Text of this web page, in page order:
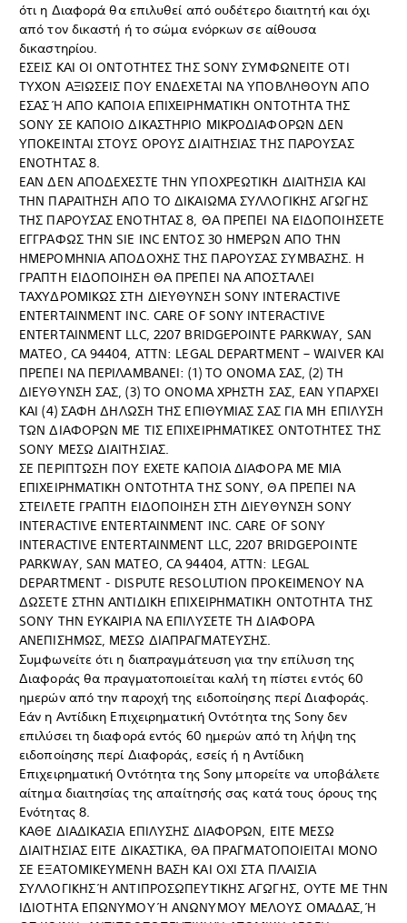
ότι η Διαφορά θα επιλυθεί από ουδέτερο διαιτητή και όχι
από τον δικαστή ή το σώμα ενόρκων σε αίθουσα
δικαστηρίου.
ΕΣΕΙΣ ΚΑΙ ΟΙ ΟΝΤΟΤΗΤΕΣ ΤΗΣ SONY ΣΥΜΦΩΝΕΙΤΕ ΟΤΙ
ΤΥΧΟΝ ΑΞΙΩΣΕΙΣ ΠΟΥ ΕΝΔΕΧΕΤΑΙ ΝΑ ΥΠΟΒΛΗΘΟΥΝ ΑΠΟ
ΕΣΑΣ Ή ΑΠΟ ΚΑΠΟΙΑ ΕΠΙΧΕΙΡΗΜΑΤΙΚΗ ΟΝΤΟΤΗΤΑ ΤΗΣ
SONY ΣΕ ΚΑΠΟΙΟ ΔΙΚΑΣΤΗΡΙΟ ΜΙΚΡΟΔΙΑΦΟΡΩΝ ΔΕΝ
ΥΠΟΚΕΙΝΤΑΙ ΣΤΟΥΣ ΟΡΟΥΣ ΔΙΑΙΤΗΣΙΑΣ ΤΗΣ ΠΑΡΟΥΣΑΣ
ΕΝΟΤΗΤΑΣ 8.
ΕΑΝ ΔΕΝ ΑΠΟΔΕΧΕΣΤΕ ΤΗΝ ΥΠΟΧΡΕΩΤΙΚΗ ΔΙΑΙΤΗΣΙΑ ΚΑΙ
ΤΗΝ ΠΑΡΑΙΤΗΣΗ ΑΠΟ ΤΟ ΔΙΚΑΙΩΜΑ ΣΥΛΛΟΓΙΚΗΣ ΑΓΩΓΗΣ
ΤΗΣ ΠΑΡΟΥΣΑΣ ΕΝΟΤΗΤΑΣ 8, ΘΑ ΠΡΕΠΕΙ ΝΑ ΕΙΔΟΠΟΙΗΣΕΤΕ
ΕΓΓΡΑΦΩΣ ΤΗΝ SIE INC ΕΝΤΟΣ 30 ΗΜΕΡΩΝ ΑΠΟ ΤΗΝ
ΗΜΕΡΟΜΗΝΙΑ ΑΠΟΔΟΧΗΣ ΤΗΣ ΠΑΡΟΥΣΑΣ ΣΥΜΒΑΣΗΣ. Η
ΓΡΑΠΤΗ ΕΙΔΟΠΟΙΗΣΗ ΘΑ ΠΡΕΠΕΙ ΝΑ ΑΠΟΣΤΑΛΕΙ
ΤΑΧΥΔΡΟΜΙΚΩΣ ΣΤΗ ΔΙΕΥΘΥΝΣΗ SONY INTERACTIVE
ENTERTAINMENT INC. CARE OF SONY INTERACTIVE
ENTERTAINMENT LLC, 2207 BRIDGEPOINTE PARKWAY, SAN
MATEO, CA 94404, ATTN: LEGAL DEPARTMENT – WAIVER ΚΑΙ
ΠΡΕΠΕΙ ΝΑ ΠΕΡΙΛΑΜΒΑΝΕΙ: (1) ΤΟ ΟΝΟΜΑ ΣΑΣ, (2) ΤΗ
ΔΙΕΥΘΥΝΣΗ ΣΑΣ, (3) ΤΟ ΟΝΟΜΑ ΧΡΗΣΤΗ ΣΑΣ, ΕΑΝ ΥΠΑΡΧΕΙ
ΚΑΙ (4) ΣΑΦΗ ΔΗΛΩΣΗ ΤΗΣ ΕΠΙΘΥΜΙΑΣ ΣΑΣ ΓΙΑ ΜΗ ΕΠΙΛΥΣΗ
ΤΩΝ ΔΙΑΦΟΡΩΝ ΜΕ ΤΙΣ ΕΠΙΧΕΙΡΗΜΑΤΙΚΕΣ ΟΝΤΟΤΗΤΕΣ ΤΗΣ
SONY ΜΕΣΩ ΔΙΑΙΤΗΣΙΑΣ.
ΣΕ ΠΕΡΙΠΤΩΣΗ ΠΟΥ ΕΧΕΤΕ ΚΑΠΟΙΑ ΔΙΑΦΟΡΑ ΜΕ ΜΙΑ
ΕΠΙΧΕΙΡΗΜΑΤΙΚΗ ΟΝΤΟΤΗΤΑ ΤΗΣ SONY, ΘΑ ΠΡΕΠΕΙ ΝΑ
ΣΤΕΙΛΕΤΕ ΓΡΑΠΤΗ ΕΙΔΟΠΟΙΗΣΗ ΣΤΗ ΔΙΕΥΘΥΝΣΗ SONY
INTERACTIVE ENTERTAINMENT INC. CARE OF SONY
INTERACTIVE ENTERTAINMENT LLC, 2207 BRIDGEPOINTE
PARKWAY, SAN MATEO, CA 94404, ATTN: LEGAL
DEPARTMENT - DISPUTE RESOLUTION ΠΡΟΚΕΙΜΕΝΟΥ ΝΑ
ΔΩΣΕΤΕ ΣΤΗΝ ΑΝΤΙΔΙΚΗ ΕΠΙΧΕΙΡΗΜΑΤΙΚΗ ΟΝΤΟΤΗΤΑ ΤΗΣ
SONY ΤΗΝ ΕΥΚΑΙΡΙΑ ΝΑ ΕΠΙΛΥΣΕΤΕ ΤΗ ΔΙΑΦΟΡΑ
ΑΝΕΠΙΣΗΜΩΣ, ΜΕΣΩ ΔΙΑΠΡΑΓΜΑΤΕΥΣΗΣ.
Συμφωνείτε ότι η διαπραγμάτευση για την επίλυση της
Διαφοράς θα πραγματοποιείται καλή τη πίστει εντός 60
ημερών από την παροχή της ειδοποίησης περί Διαφοράς.
Εάν η Αντίδικη Επιχειρηματική Οντότητα της Sony δεν
επιλύσει τη διαφορά εντός 60 ημερών από τη λήψη της
ειδοποίησης περί Διαφοράς, εσείς ή η Αντίδικη
Επιχειρηματική Οντότητα της Sony μπορείτε να υποβάλετε
αίτημα διαιτησίας της απαίτησής σας κατά τους όρους της
Ενότητας 8.
ΚΑΘΕ ΔΙΑΔΙΚΑΣΙΑ ΕΠΙΛΥΣΗΣ ΔΙΑΦΟΡΩΝ, ΕΙΤΕ ΜΕΣΩ
ΔΙΑΙΤΗΣΙΑΣ ΕΙΤΕ ΔΙΚΑΣΤΙΚΑ, ΘΑ ΠΡΑΓΜΑΤΟΠΟΙΕΙΤΑΙ MONO
ΣΕ ΕΞΑΤΟΜΙΚΕΥΜΕΝΗ ΒΑΣΗ ΚΑΙ ΟΧΙ ΣΤΑ ΠΛΑΙΣΙΑ
ΣΥΛΛΟΓΙΚΗΣ Ή ΑΝΤΙΠΡΟΣΩΠΕΥΤΙΚΗΣ ΑΓΩΓΗΣ, ΟΥΤΕ ΜΕ ΤΗΝ
ΙΔΙΟΤΗΤΑ ΕΠΩΝΥΜΟΥ Ή ΑΝΩΝΥΜΟΥ ΜΕΛΟΥΣ ΟΜΑΔΑΣ, Ή